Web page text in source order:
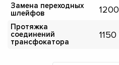
Замена переходных
шлейфов
1200
Протяжка
соединений
трансфокатора
1150